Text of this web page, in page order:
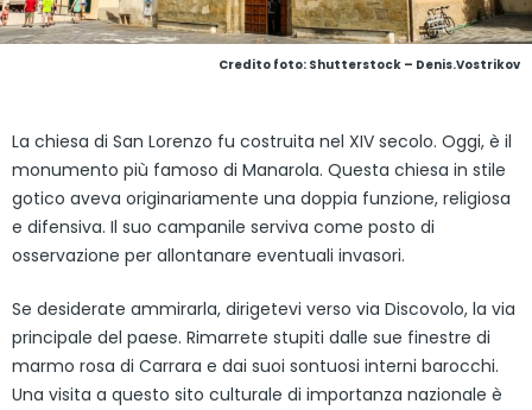
Credito foto: Shutterstock – Denis.Vostrikov
La chiesa di San Lorenzo fu costruita nel XIV secolo. Oggi, è il
monumento più famoso di Manarola. Questa chiesa in stile
gotico aveva originariamente una doppia funzione, religiosa
e difensiva. Il suo campanile serviva come posto di
osservazione per allontanare eventuali invasori.
Se desiderate ammirarla, dirigetevi verso via Discovolo, la via
principale del paese. Rimarrete stupiti dalle sue finestre di
marmo rosa di Carrara e dai suoi sontuosi interni barocchi.
Una visita a questo sito culturale di importanza nazionale è